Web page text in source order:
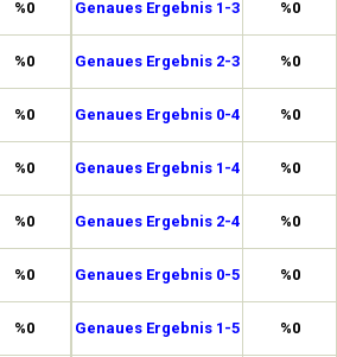
%0
%0
%0
%0
%0
%0
%0
Genaues Ergebnis 1-3 %0
Genaues Ergebnis 2-3 %0
Genaues Ergebnis 0-4 %0
Genaues Ergebnis 1-4 %0
Genaues Ergebnis 2-4 %0
Genaues Ergebnis 0-5 %0
Genaues Ergebnis 1-5 %0